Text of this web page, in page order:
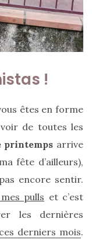
!
êtes en forme
de toutes les
printemps arrive
fête d’ailleurs),
encore sentir.
pulls et c’est
les dernières
derniers mois.